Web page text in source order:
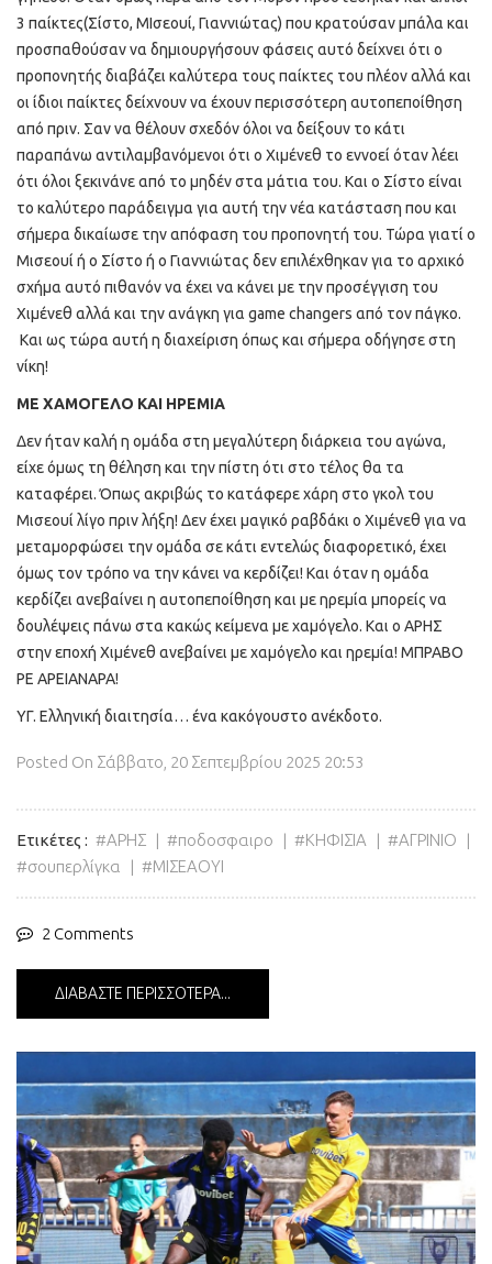
3 παίκτες(Σίστο, ΜΙσεουί, Γιαννιώτας) που κρατούσαν μπάλα και
προσπαθούσαν να δημιουργήσουν φάσεις αυτό δείχνει ότι ο
προπονητής διαβάζει καλύτερα τους παίκτες του πλέον αλλά και
οι ίδιοι παίκτες δείχνουν να έχουν περισσότερη αυτοπεποίθηση
από πριν. Σαν να θέλουν σχεδόν όλοι να δείξουν το κάτι
παραπάνω αντιλαμβανόμενοι ότι ο Χιμένεθ το εννοεί όταν λέει
ότι όλοι ξεκινάνε από το μηδέν στα μάτια του. Και ο Σίστο είναι
το καλύτερο παράδειγμα για αυτή την νέα κατάσταση που και
σήμερα δικαίωσε την απόφαση του προπονητή του. Τώρα γιατί ο
Μισεουί ή ο Σίστο ή ο Γιαννιώτας δεν επιλέχθηκαν για το αρχικό
σχήμα αυτό πιθανόν να έχει να κάνει με την προσέγγιση του
Χιμένεθ αλλά και την ανάγκη για game changers από τον πάγκο.
Και ως τώρα αυτή η διαχείριση όπως και σήμερα οδήγησε στη
νίκη!
ΜΕ ΧΑΜΟΓΕΛΟ ΚΑΙ ΗΡΕΜΙΑ
Δεν ήταν καλή η ομάδα στη μεγαλύτερη διάρκεια του αγώνα,
είχε όμως τη θέληση και την πίστη ότι στο τέλος θα τα
καταφέρει. Όπως ακριβώς το κατάφερε χάρη στο γκολ του
Μισεουί λίγο πριν λήξη! Δεν έχει μαγικό ραβδάκι ο Χιμένεθ για να
μεταμορφώσει την ομάδα σε κάτι εντελώς διαφορετικό, έχει
όμως τον τρόπο να την κάνει να κερδίζει! Και όταν η ομάδα
κερδίζει ανεβαίνει η αυτοπεποίθηση και με ηρεμία μπορείς να
δουλέψεις πάνω στα κακώς κείμενα με χαμόγελο. Και ο ΑΡΗΣ
στην εποχή Χιμένεθ ανεβαίνει με χαμόγελο και ηρεμία! ΜΠΡΑΒΟ
ΡΕ ΑΡΕΙΑΝΑΡΑ!
ΥΓ. Ελληνική διαιτησία… ένα κακόγουστο ανέκδοτο.
Posted On Σάββατο, 20 Σεπτεμβρίου 2025 20:53
Ετικέτες ΑΡΗΣ ποδοσφαιρο ΚΗΦΙΣΙΑ
ΑΓΡΙΝΙΟ
σουπερλίγκα
ΜΙΣΕΑΟΥΙ
2 Comments
ΔΙΑΒΆΣΤΕ ΠΕΡΙΣΣΌΤΕΡΑ...